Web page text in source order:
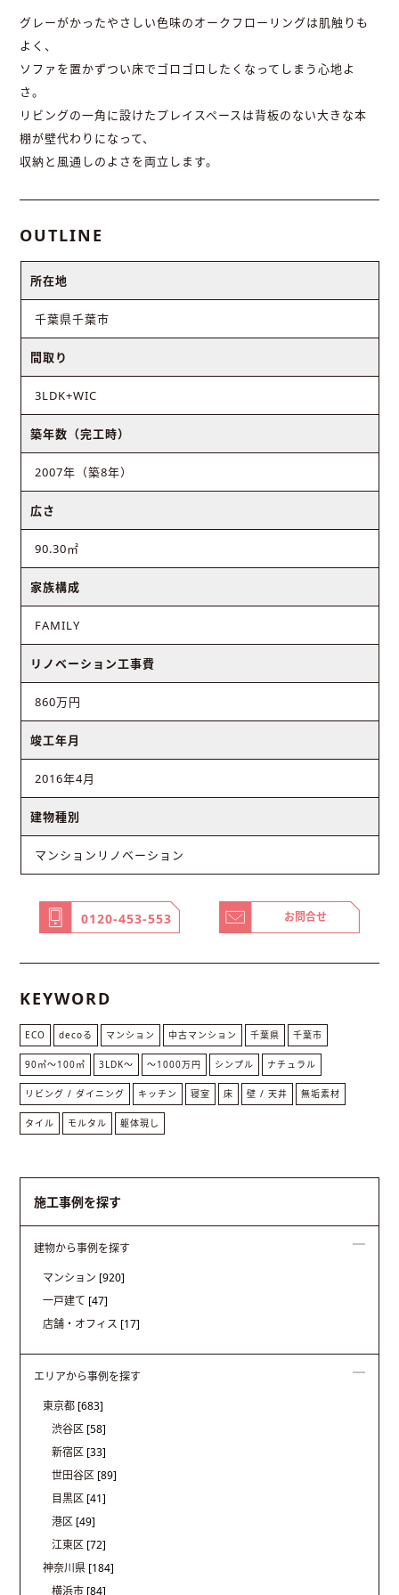
グレーがかったやさしい色味のオークフローリングは肌触りも
よく、
ソファを置かずつい床でゴロゴロしたくなってしまう心地よ
さ。
リビングの一角に設けたプレイスペースは背板のない大きな本
棚が壁代わりになって、
収納と風通しのよさを両立します。
OUTLINE
所在地
千葉県千葉市
間取り
3LDK+WIC
築年数（完工時）
2007年（築8年）
広さ
90.30㎡
家族構成
FAMILY
リノベーション工事費
860万円
竣工年月
2016年4月
建物種別
マンションリノベーション
0120-453-553 お問合せ
KEYWORD
ECO decoる マンション 中古マンション 千葉県 千葉市
90㎡〜100㎡ 3LDK〜 〜1000万円 シンプル ナチュラル
リビング / ダイニング キッチン 寝室 床 壁 / 天井 無垢素材
タイル モルタル 躯体現し
施工事例を探す
建物から事例を探す
マンション [920]
一戸建て [47]
店舗・オフィス [17]
エリアから事例を探す
東京都 [683]
渋谷区 [58]
新宿区 [33]
世田谷区 [89]
目黒区 [41]
港区 [49]
江東区 [72]
神奈川県 [184]
横浜市 [84]